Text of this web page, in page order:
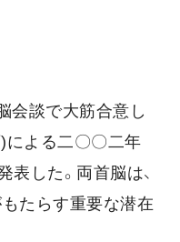
会談で大筋合意し
による二〇〇二年
した。両首脳は、
たらす重要な潜在